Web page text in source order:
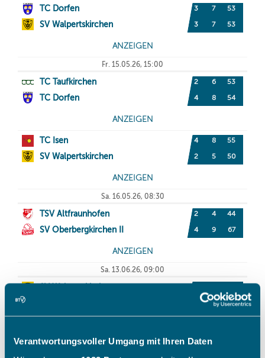
Verantwortungsvoller Umgang mit Ihren Daten